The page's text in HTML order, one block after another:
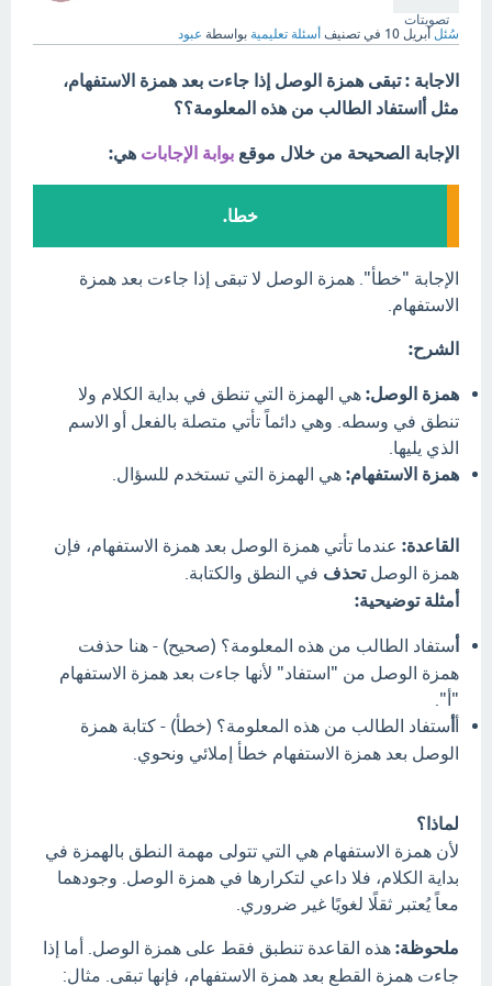
تصويتات
سُئل أبريل 10 في تصنيف أسئلة تعليمية بواسطة عبود
الاجابة : تبقى همزة الوصل إذا جاءت بعد همزة الاستفهام،
مثل أاستفاد الطالب من هذه المعلومة؟؟
الإجابة الصحيحة من خلال موقع بوابة الإجابات هي:
خطا.
الإجابة "خطأ". همزة الوصل لا تبقى إذا جاءت بعد همزة
الاستفهام.
الشرح:
همزة الوصل: هي الهمزة التي تنطق في بداية الكلام ولا
تنطق في وسطه. وهي دائماً تأتي متصلة بالفعل أو الاسم
الذي يليها.
همزة الاستفهام: هي الهمزة التي تستخدم للسؤال.
القاعدة: عندما تأتي همزة الوصل بعد همزة الاستفهام، فإن
همزة الوصلتحذف في النطق والكتابة.
أمثلة توضيحية:
أستفاد الطالب من هذه المعلومة؟ (صحيح) - هنا حذفت
همزة الوصل من "استفاد" لأنها جاءت بعد همزة الاستفهام
"أ".
أ أستفاد الطالب من هذه المعلومة؟ (خطأ) - كتابة همزة
الوصل بعد همزة الاستفهام خطأ إملائي ونحوي.
لماذا؟
لأن همزة الاستفهام هي التي تتولى مهمة النطق بالهمزة في
بداية الكلام، فلا داعي لتكرارها في همزة الوصل. وجودهما
معاً يُعتبر ثقلًا لغويًا غير ضروري.
ملحوظة: هذه القاعدة تنطبق فقط على همزة الوصل. أما إذا
جاءت همزة القطع بعد همزة الاستفهام، فإنها تبقى. مثال: